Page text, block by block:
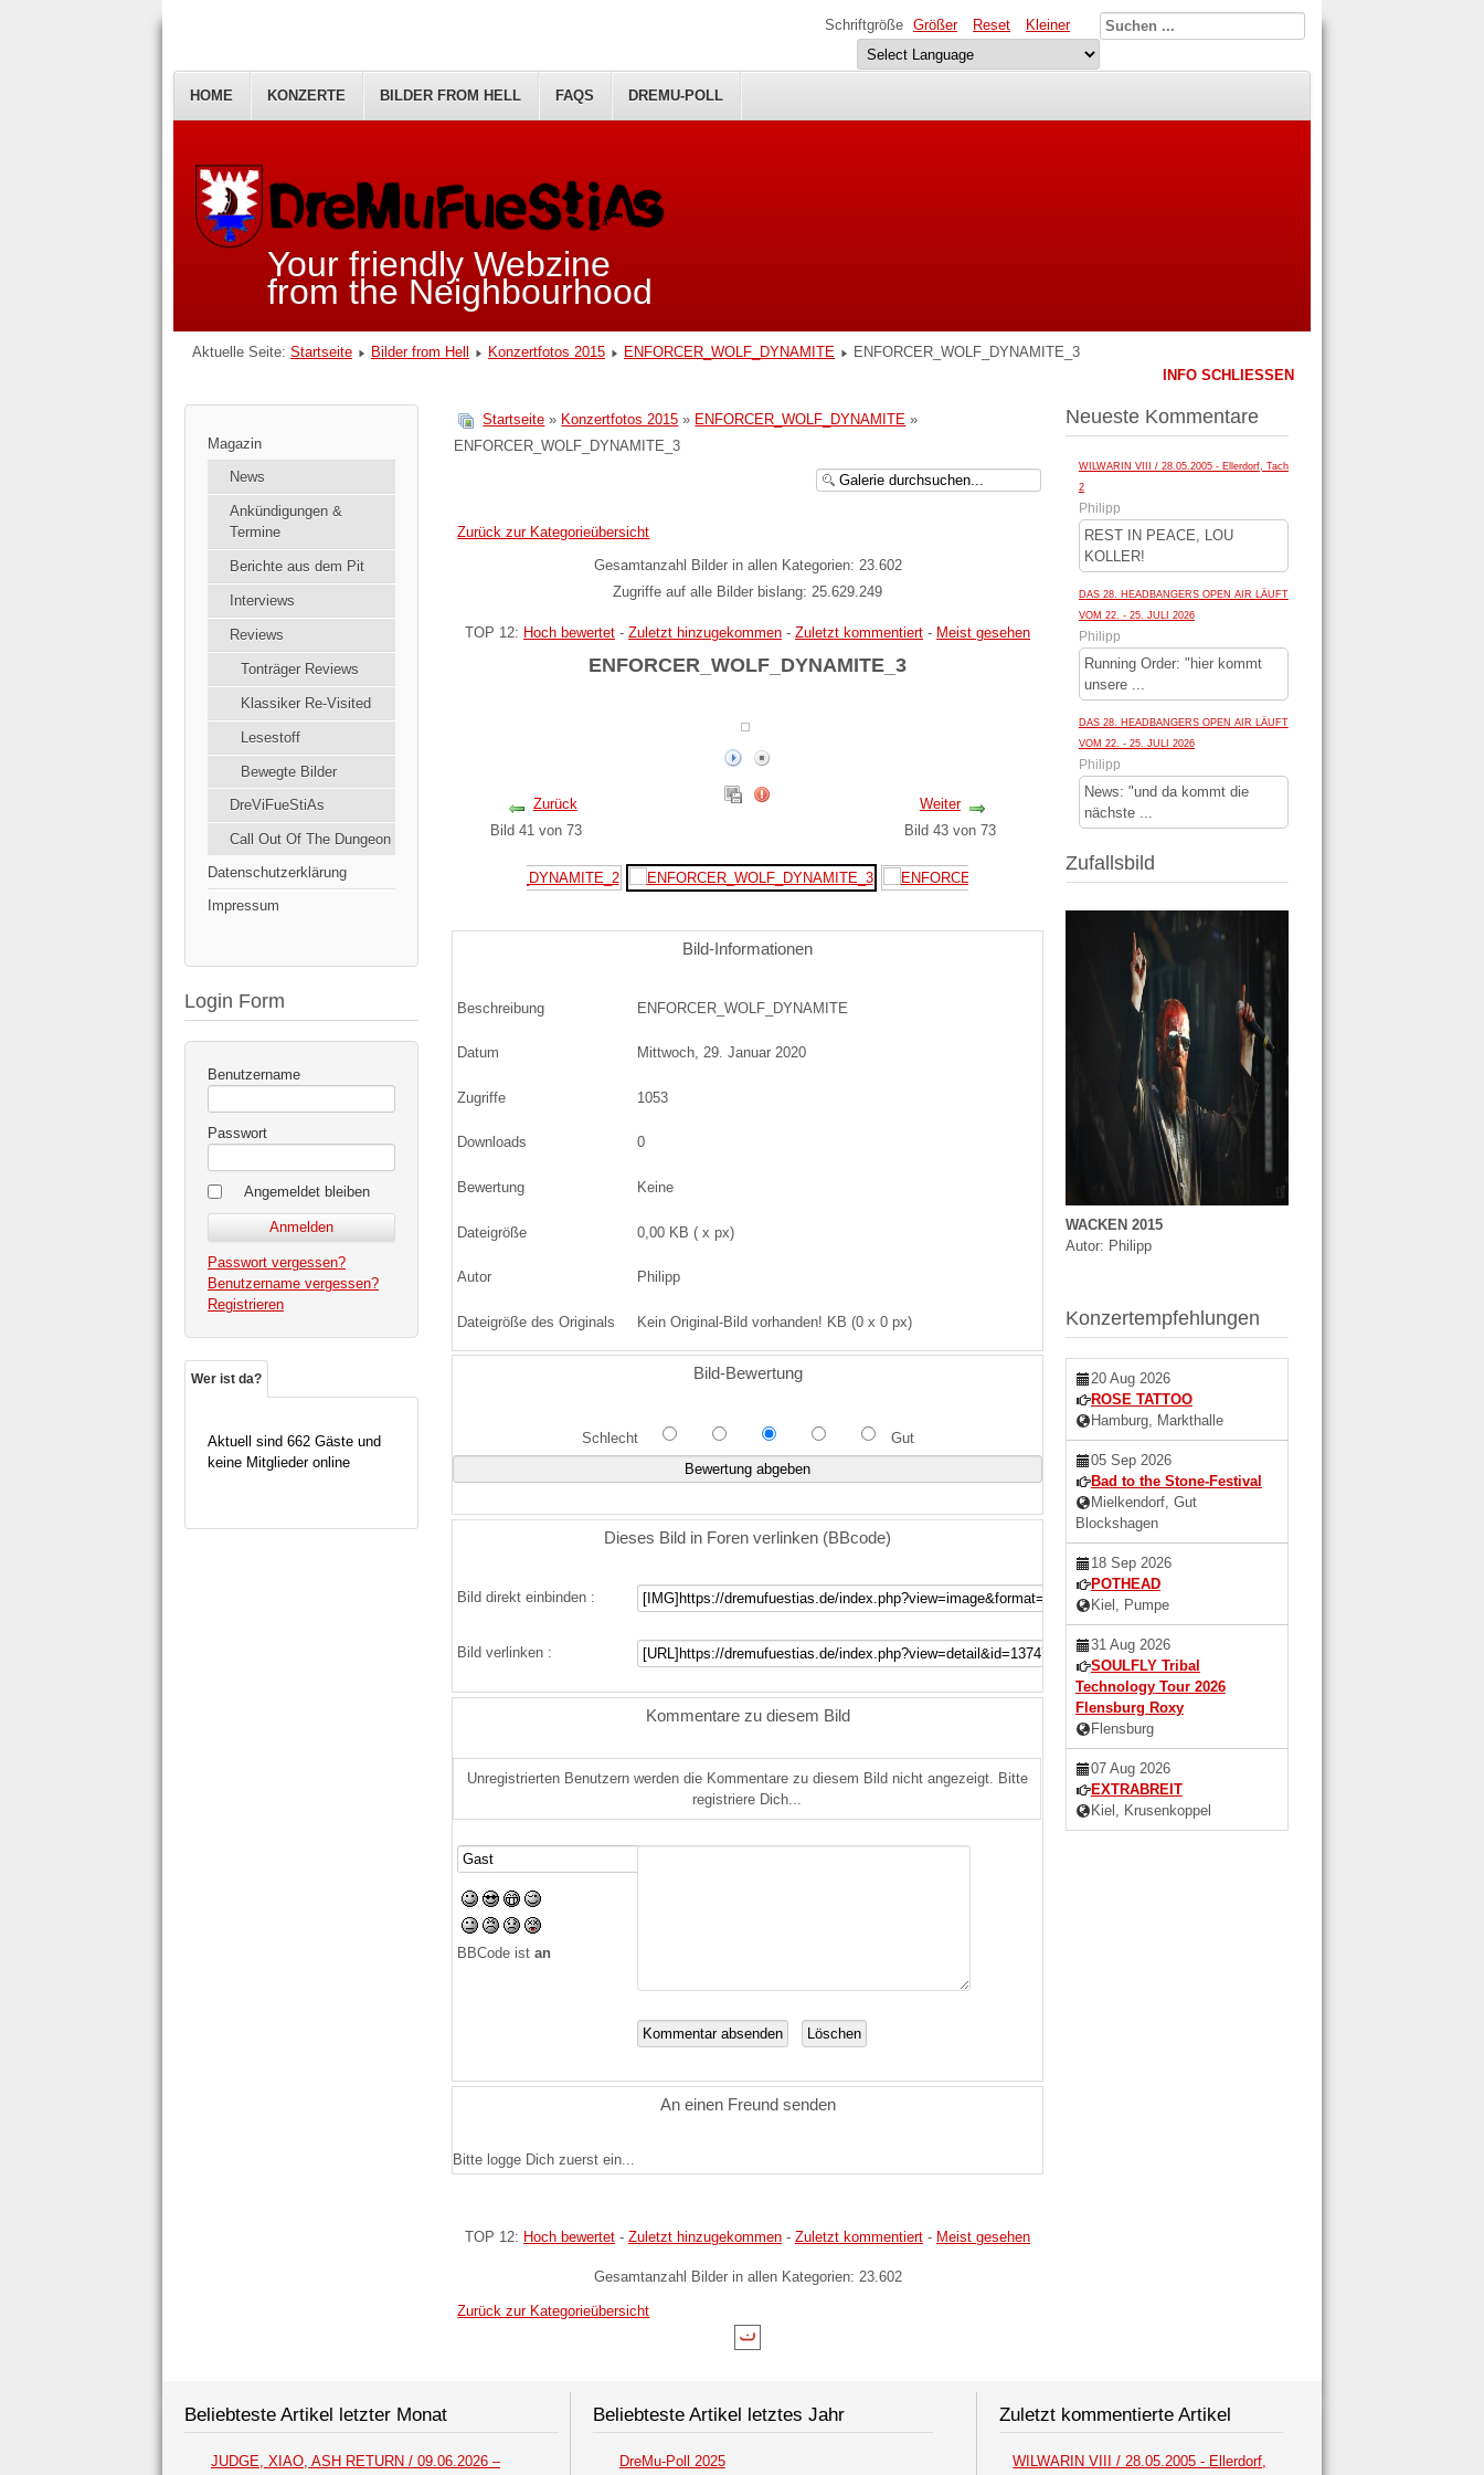
Your friendly Webzine
from the Neighbourhood
HOME KONZERTE BILDER FROM HELL FAQS DREMU-POLL
Schriftgröße Größer Reset Kleiner
Aktuelle Seite: Startseite Bilder from Hell Konzertfotos 2015 ENFORCER_WOLF_DYNAMITE ENFORCER_WOLF_DYNAMITE_3
Magazin
News
Ankündigungen &
Termine
Berichte aus dem Pit
Interviews
Reviews
Tonträger Reviews
Klassiker Re-Visited
Lesestoff
Bewegte Bilder
DreViFueStiAs
Call Out Of The Dungeon
Datenschutzerklärung
Impressum
Login Form
Benutzername
Passwort
Angemeldet bleiben
Passwort vergessen?
Benutzername vergessen?
Registrieren
Wer ist da?
Aktuell sind 662 Gäste und
keine Mitglieder online
Startseite » Konzertfotos 2015 » ENFORCER_WOLF_DYNAMITE »
ENFORCER_WOLF_DYNAMITE_3
Zurück zur Kategorieübersicht
Gesamtanzahl Bilder in allen Kategorien: 23.602
Zugriffe auf alle Bilder bislang: 25.629.249
TOP 12: Hoch bewertet -Zuletzt hinzugekommen -Zuletzt kommentiert - Meist gesehen
ENFORCER_WOLF_DYNAMITE_3
Zurück
Bild 41 von 73
Weiter
Bild 43 von 73
Bild-Informationen
Beschreibung ENFORCER_WOLF_DYNAMITE
Datum Mittwoch, 29. Januar 2020
Zugriffe 1053
Downloads 0
Bewertung Keine
Dateigröße 0,00 KB ( x px)
Autor Philipp
Dateigröße des Originals Kein Original-Bild vorhanden! KB (0 x 0 px)
Bild-Bewertung
Schlecht Gut
Dieses Bild in Foren verlinken (BBcode)
Bild direkt einbinden :
Bild verlinken :
Kommentare zu diesem Bild
Unregistrierten Benutzern werden die Kommentare zu diesem Bild nicht angezeigt. Bitte
registriere Dich...
BBCode istan
An einen Freund senden
Bitte logge Dich zuerst ein...
TOP 12: Hoch bewertet -Zuletzt hinzugekommen -Zuletzt kommentiert - Meist gesehen
Gesamtanzahl Bilder in allen Kategorien: 23.602
Zurück zur Kategorieübersicht
INFO SCHLIESSEN
Neueste Kommentare
WILWARIN VIII / 28.05.2005 - Ellerdorf, Tach
2
Philipp
REST IN PEACE, LOU
KOLLER!
DAS 28. HEADBANGERS OPEN AIR LÄUFT
VOM 22. - 25. JULI 2026
Philipp
Running Order: "hier kommt
unsere ...
DAS 28. HEADBANGERS OPEN AIR LÄUFT
VOM 22. - 25. JULI 2026
Philipp
News: "und da kommt die
nächste ...
Zufallsbild
WACKEN 2015
Autor: Philipp
Konzertempfehlungen
20 Aug 2026
ROSE TATTOO
Hamburg, Markthalle
05 Sep 2026
Bad to the Stone-Festival
Mielkendorf, Gut
Blockshagen
18 Sep 2026
POTHEAD
Kiel, Pumpe
31 Aug 2026
SOULFLY Tribal
Technology Tour 2026
Flensburg Roxy
Flensburg
07 Aug 2026
EXTRABREIT
Kiel, Krusenkoppel
Beliebteste Artikel letzter Monat
JUDGE, XIAO, ASH RETURN / 09.06.2026 –
Beliebteste Artikel letztes Jahr
DreMu-Poll 2025
Zuletzt kommentierte Artikel
WILWARIN VIII / 28.05.2005 - Ellerdorf,